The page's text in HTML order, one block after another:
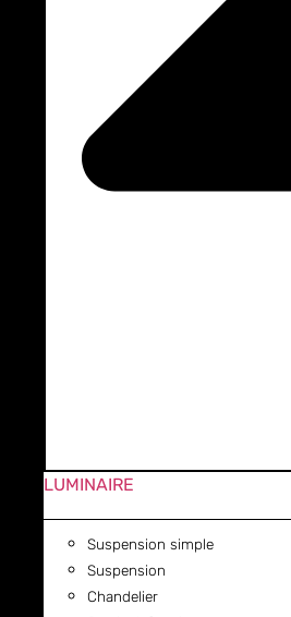
LUMINAIRE
Suspension simple
Suspension
Chandelier